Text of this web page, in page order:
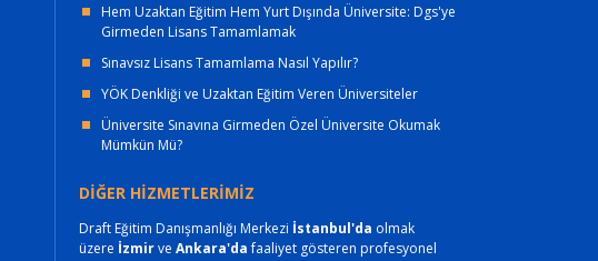
Hem Uzaktan Eğitim Hem Yurt Dışında Üniversite: Dgs'ye
Girmeden Lisans Tamamlamak
Sınavsız Lisans Tamamlama Nasıl Yapılır?
YÖK Denkliği ve Uzaktan Eğitim Veren Üniversiteler
Üniversite Sınavına Girmeden Özel Üniversite Okumak
Mümkün Mü?
DİĞER HİZMETLERİMİZ
Draft Eğitim Danışmanlığı Merkezi İstanbul'da olmak
üzere İzmirve Ankara'dafaaliyet gösteren profesyonel